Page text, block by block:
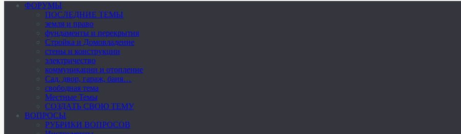
ФОРУМЫ
ПОСЛЕДНИЕ ТЕМЫ
земля и право
фундаменты и перекрытия
Стройка и Домовладение
стены и конструкции
электричество
коммуникации и отопление
Cад, двор, гараж, баня…
свободная тема
Местные Темы
СОЗДАТЬ СВОЮ ТЕМУ
ВОПРОСЫ
РУБРИКИ ВОПРОСОВ